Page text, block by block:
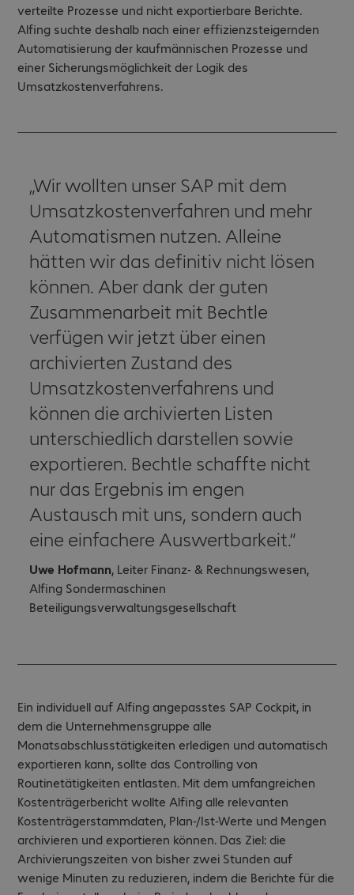
verteilte Prozesse und nicht exportierbare Berichte.
Alfing suchte deshalb nach einer effizienzsteigernden
Automatisierung der kaufmännischen Prozesse und
einer Sicherungsmöglichkeit der Logik des
Umsatzkostenverfahrens.
Wir wollten unser SAP mit dem
Umsatzkostenverfahren und mehr
Automatismen nutzen. Alleine
hätten wir das definitiv nicht lösen
können. Aber dank der guten
Zusammenarbeit mit Bechtle
verfügen wir jetzt über einen
archivierten Zustand des
Umsatzkostenverfahrens und
können die archivierten Listen
unterschiedlich darstellen sowie
exportieren. Bechtle schaffte nicht
nur das Ergebnis im engen
Austausch mit uns, sondern auch
eine einfachere Auswertbarkeit.
Uwe Hofmann, Leiter Finanz- & Rechnungswesen,
Alfing Sondermaschinen
Beteiligungsverwaltungsgesellschaft
Ein individuell auf Alfing angepasstes SAP Cockpit, in
dem die Unternehmensgruppe alle
Monatsabschlusstätigkeiten erledigen und automatisch
exportieren kann, sollte das Controlling von
Routinetätigkeiten entlasten. Mit dem umfangreichen
Kostenträgerbericht wollte Alfing alle relevanten
Kostenträgerstammdaten, Plan-/Ist-Werte und Mengen
archivieren und exportieren können. Das Ziel: die
Archivierungszeiten von bisher zwei Stunden auf
wenige Minuten zu reduzieren, indem die Berichte für die